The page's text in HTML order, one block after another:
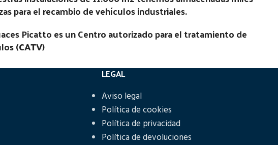
para el recambio de vehículos industriales.
Picatto es un Centro autorizado para el tratamiento de
(CATV)
LEGAL
Aviso legal
Política de cookies
Política de privacidad
Política de devoluciones